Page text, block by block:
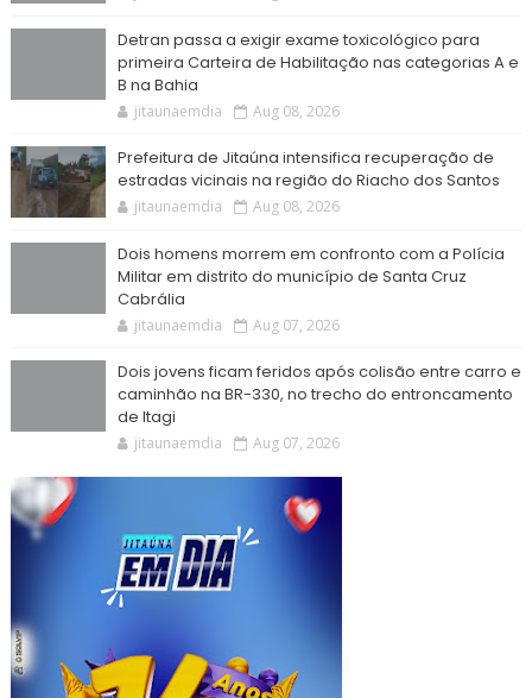
Detran passa a exigir exame toxicológico para
primeira Carteira de Habilitação nas categorias A e
B na Bahia
jitaunaemdia Aug 08, 2026
Prefeitura de Jitaúna intensifica recuperação de
estradas vicinais na região do Riacho dos Santos
jitaunaemdia Aug 08, 2026
Dois homens morrem em confronto com a Polícia
Militar em distrito do município de Santa Cruz
Cabrália
jitaunaemdia Aug 07, 2026
Dois jovens ficam feridos após colisão entre carro e
caminhão na BR-330, no trecho do entroncamento
de Itagi
jitaunaemdia Aug 07, 2026